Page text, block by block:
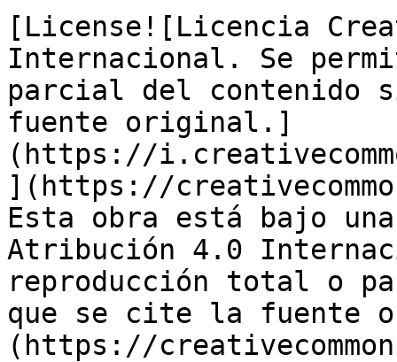
[License![Licencia
Internacional. Se
parcial del contenido
fuente original.]
(https://
](https://
Esta obra está bajo
Atribución 4.0
reproducción total o
que se cite la fuente
(https://